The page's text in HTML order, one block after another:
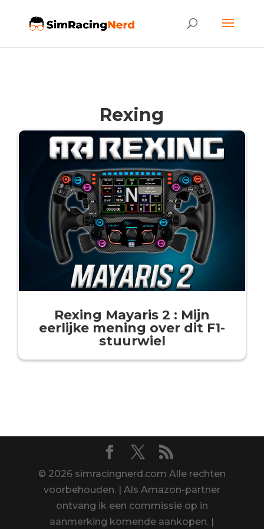
Rexing
Rexing Mayaris 2 : Mijn
eerlijke mening over dit F1-
stuurwiel
© 2026 simracingnerd.com Alle rechten
voorbehouden. | Als Amazon-partner
ontvang ik een commissie op in
aanmerking komende aankopen. |